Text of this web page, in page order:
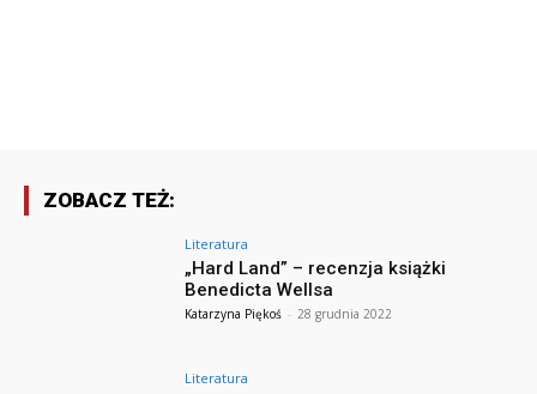
ZOBACZ TEŻ:
Literatura
„Hard Land” – recenzja książki
Benedicta Wellsa
Katarzyna Piękoś - 28 grudnia 2022
Literatura